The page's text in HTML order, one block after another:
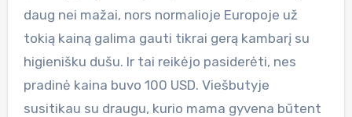
daug nei mažai, nors normalioje Europoje už
tokią kainą galima gauti tikrai gerą kambarį su
higienišku dušu. Ir tai reikėjo pasiderėti, nes
pradinė kaina buvo 100 USD. Viešbutyje
susitikau su draugu, kurio mama gyvena būtent